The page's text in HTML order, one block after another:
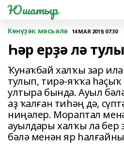
Юшатыр
Көнүҙәк мәсьәлә 14 МАЯ 2019, 07:30
Һәр ерҙә лә тулы
Ҡунаҡбай халҡы зар
тулып, тирә-яҡҡа һаҫыҡ
ултыра бында. Ауыл
аҙ ҡалған тиһәң дә,
ниңәлер. Мораптал
ауылдары халҡы ла бер
бәлә менән яр